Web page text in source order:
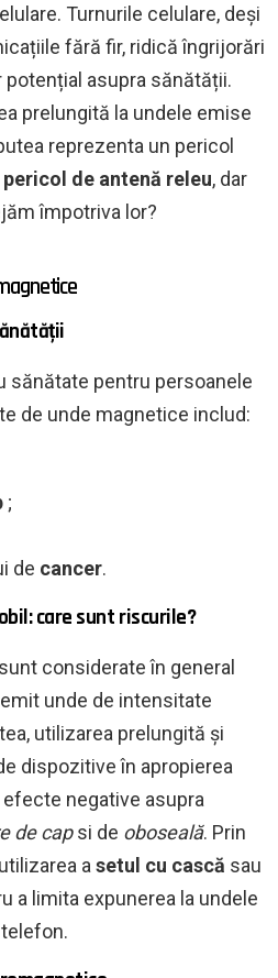
Turnurile celulare, deși
fără fir, ridică îngrijorări
asupra sănătății.
prelungită la undele emise
reprezenta un pericol
pericol de antenă releu, dar
împotriva lor?
sănătate pentru persoanele
de unde magnetice includ:
;
de cancer.
care sunt riscurile?
sunt considerate în general
unde de intensitate
utilizarea prelungită și
dispozitive în apropierea
negative asupra
de capsi de oboseală. Prin
a setul cu cască sau
a limita expunerea la undele